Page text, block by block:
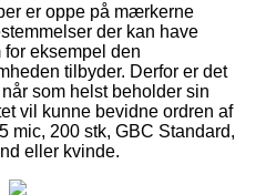
er oppe på mærkerne
der kan have
eksempel den
tilbyder. Derfor er det
som helst beholder sin
vil kunne bevidne ordren af
mic, 200 stk, GBC Standard,
eller kvinde.